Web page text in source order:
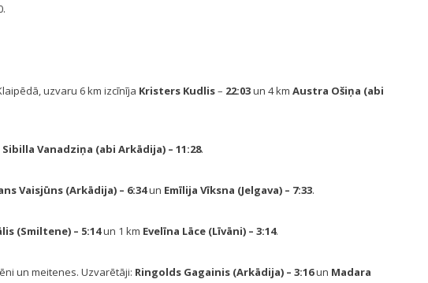
uzvaru 6 km izcīnīja Kristers Kudlis– 22:03un 4 km Austra Ošiņa (abi
Sibilla Vanadziņa (abi Arkādija) – 11:28.
Vaisjūns (Arkādija) – 6:34un Emīlija Vīksna (Jelgava) – 7:33.
(Smiltene) – 5:14un 1 km Evelīna Lāce (Līvāni) – 3:14.
un meitenes. Uzvarētāji: Ringolds Gagainis (Arkādija) – 3:16un Madara